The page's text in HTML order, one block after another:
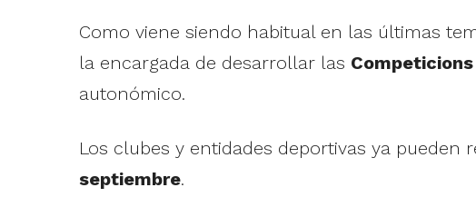
Como viene siendo habitual en las últimas
la encargada de desarrollar las Competicions
autonómico.
Los clubes y entidades deportivas ya pueden
septiembre.